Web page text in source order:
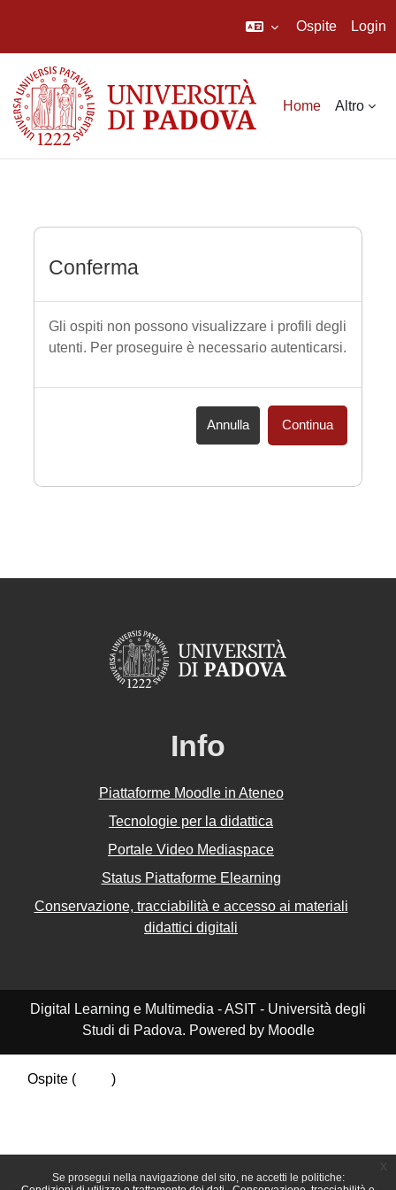
Se prosegui nella navigazione del sito, ne accetti le politiche:
Ospite Login
Home Altro
Conferma
Gli ospiti non possono visualizzare i profili degli
utenti. Per proseguire è necessario autenticarsi.
Annulla Continua
Info
Piattaforme Moodle in Ateneo
Tecnologie per la didattica
Portale Video Mediaspace
Status Piattaforme Elearning
Conservazione, tracciabilità e accesso ai materiali
didattici digitali
Digital Learning e Multimedia - ASIT - Università degli
Studi di Padova. Powered by Moodle
Ospite (
)